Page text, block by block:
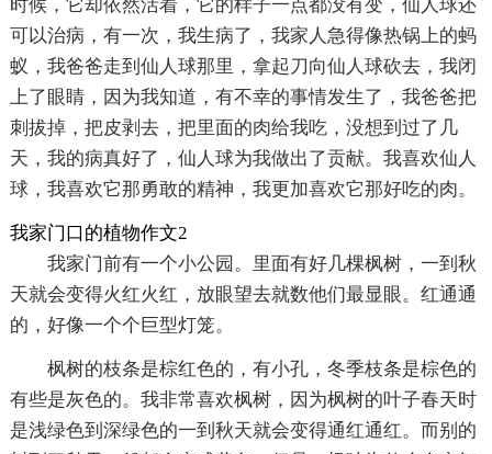
时候，它却依然活着，它的样子一点都没有变，仙人球还
可以治病，有一次，我生病了，我家人急得像热锅上的蚂
蚁，我爸爸走到仙人球那里，拿起刀向仙人球砍去，我闭
上了眼睛，因为我知道，有不幸的事情发生了，我爸爸把
刺拔掉，把皮剥去，把里面的肉给我吃，没想到过了几
天，我的病真好了，仙人球为我做出了贡献。我喜欢仙人
球，我喜欢它那勇敢的精神，我更加喜欢它那好吃的肉。
我家门口的植物作文2
我家门前有一个小公园。里面有好几棵枫树，一到秋
天就会变得火红火红，放眼望去就数他们最显眼。红通通
的，好像一个个巨型灯笼。
枫树的枝条是棕红色的，有小孔，冬季枝条是棕色的
有些是灰色的。我非常喜欢枫树，因为枫树的叶子春天时
是浅绿色到深绿色的一到秋天就会变得通红通红。而别的